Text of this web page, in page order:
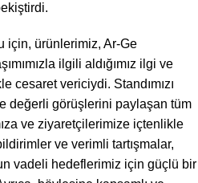
için, ürünlerimiz, Ar-Ge
ilgili aldığımız ilgi ve
cesaret vericiydi. Standımızı
değerli görüşlerini paylaşan tüm
ve ziyaretçilerimize içtenlikle
ve verimli tartışmalar,
vadeli hedeflerimiz için güçlü bir